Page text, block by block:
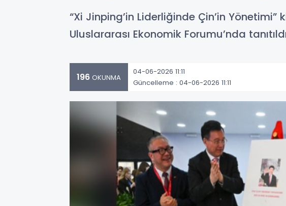
“Xi Jinping’in Liderliğinde Çin’in
Uluslararası Ekonomik Forumu’nda
196 OKUNMA
04-06-2026 11:11
Güncelleme : 04-06-2026 11:11